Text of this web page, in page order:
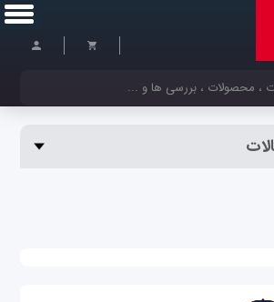
وارد کنید